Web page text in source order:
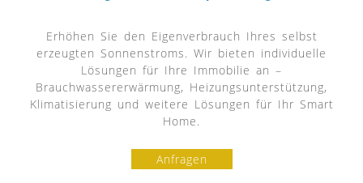
Erhöhen Sie den Eigenverbrauch Ihres selbst
erzeugten Sonnenstroms. Wir bieten individuelle
Lösungen für Ihre Immobilie an –
Brauchwassererwärmung, Heizungsunterstützung,
Klimatisierung und weitere Lösungen für Ihr Smart
Home.
Anfragen